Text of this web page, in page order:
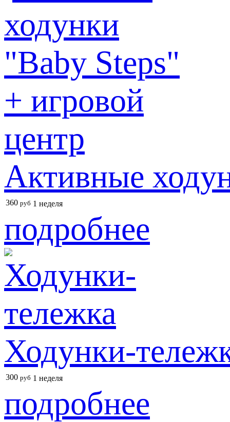
Активные
360 руб 1 неделя
подробнее
Ходунки-
300 руб 1 неделя
подробнее